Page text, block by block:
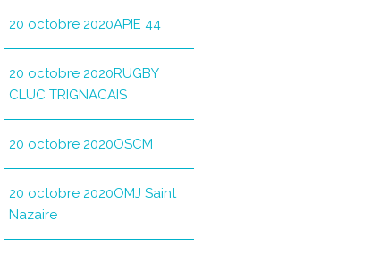
20 octobre 2020APIE 44
20 octobre 2020RUGBY
CLUC TRIGNACAIS
20 octobre 2020OSCM
20 octobre 2020OMJ Saint
Nazaire